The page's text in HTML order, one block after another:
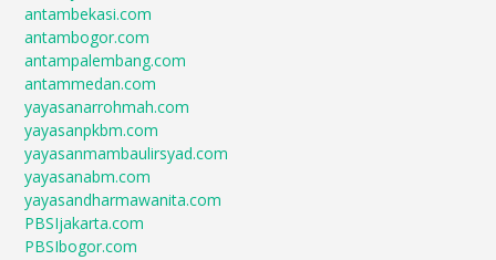
antambekasi.com
antambogor.com
antampalembang.com
antammedan.com
yayasanarrohmah.com
yayasanpkbm.com
yayasanmambaulirsyad.com
yayasanabm.com
yayasandharmawanita.com
PBSIjakarta.com
PBSIbogor.com